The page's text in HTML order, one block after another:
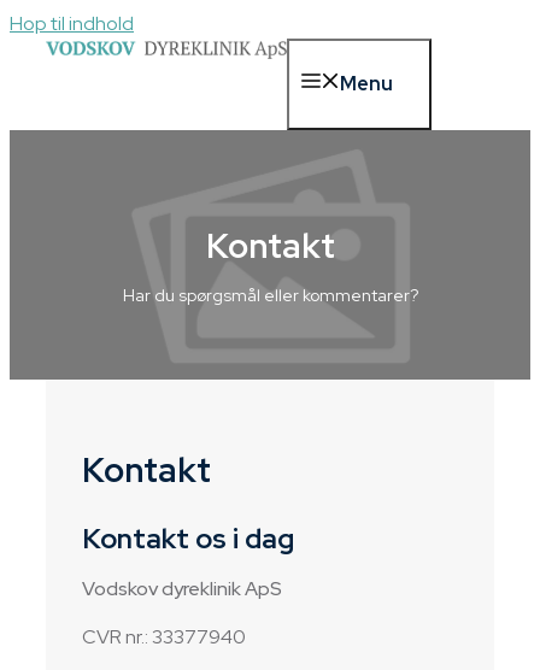
Hop til indhold
Menu
Kontakt
Har du spørgsmål eller kommentarer?
Kontakt
Kontakt os i dag
Vodskov dyreklinik ApS
CVR nr.: 33377940